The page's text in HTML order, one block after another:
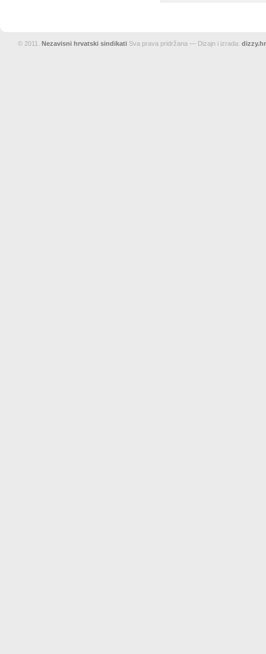
© 2011. Nezavisni hrvatski sindikati Sva prava pridržana — Dizajn i izrada: dizzy.hr